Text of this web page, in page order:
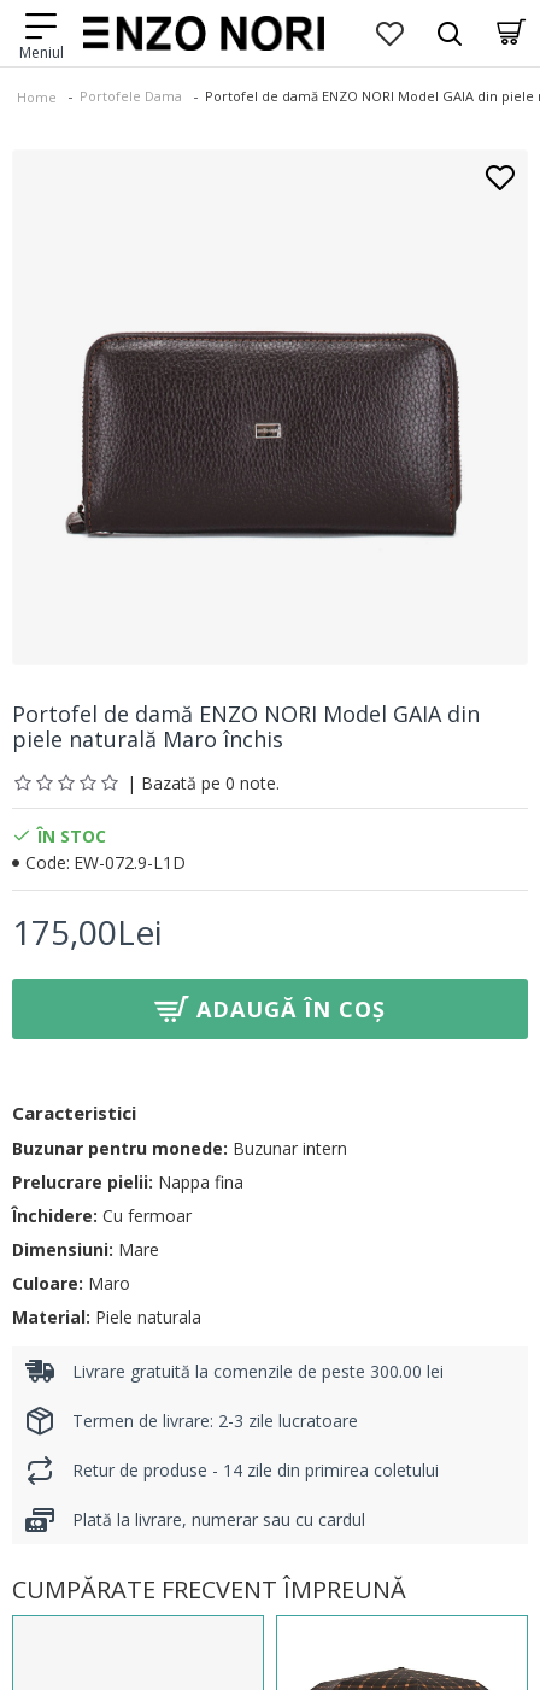
Home Portofele Dama Portofel de damă ENZO NORI Model GAIA din
Portofel de damă ENZO NORI Model GAIA din
piele naturală Maro închis
| Bazată pe 0 note.
175,00Lei
ÎN STOC
Code: EW-072.9-L1D
ADAUGĂ ÎN COȘ
Caracteristici
Buzunar pentru monede: Buzunar intern
Prelucrare pielii: Nappa fina
Închidere: Cu fermoar
Dimensiuni: Mare
Culoare: Maro
Material: Piele naturala
Livrare gratuită la comenzile de peste 300.00 lei
Termen de livrare: 2-3 zile lucratoare
Retur de produse - 14 zile din primirea coletului
Plată la livrare, numerar sau cu cardul
CUMPĂRATE FRECVENT ÎMPREUNĂ